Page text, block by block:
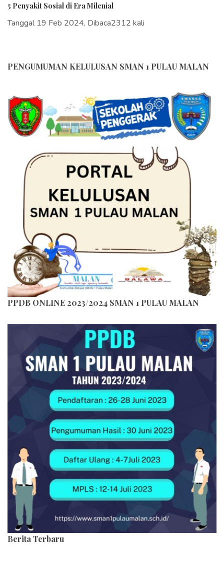
PENGUMUMAN KELULUSAN SMAN 1 PULAU MALAN
PPDB ONLINE 2023/2024 SMAN 1 PULAU MALAN
Berita Terbaru
5 Penyakit Sosial di Era Milenial
Tanggal 19 Feb 2024, Dibaca2312 kali